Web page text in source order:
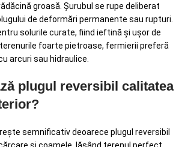
groasă. Șurubul se rupe deliberat
de deformări permanente sau rupturi.
solurile curate, fiind ieftină și ușor de
foarte pietroase, fermierii preferă
arcuri sau hidraulice.
plugul reversibil calitatea
semnificativ deoarece plugul reversibil